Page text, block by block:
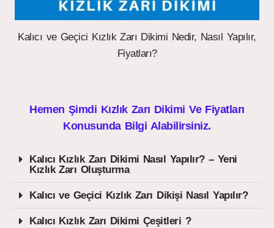
Kalıcı ve Geçici Kızlık Zarı Dikimi Nedir, Nasıl Yapılır,
Fiyatları?
Hemen Şimdi Kızlık Zarı Dikimi Ve Fiyatları
Konusunda Bilgi Alabilirsiniz.
Kalıcı Kızlık Zarı Dikimi Nasıl Yapılır? – Yeni
Kızlık Zarı Oluşturma
Kalıcı ve Geçici Kızlık Zarı Dikişi Nasıl Yapılır?
Kalıcı Kızlık Zarı Dikimi Çeşitleri ?